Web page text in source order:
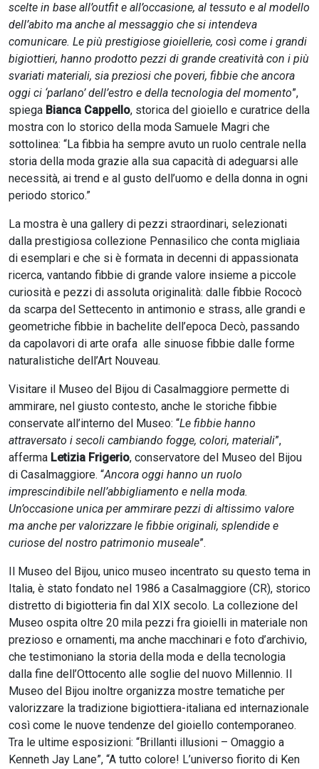
scelte in base all’outfit e all’occasione, al tessuto e al modello
dell’abito ma anche al messaggio che si intendeva
comunicare. Le più prestigiose gioiellerie, così come i grandi
bigiottieri, hanno prodotto pezzi di grande creatività con i più
svariati materiali, sia preziosi che poveri, fibbie che ancora
oggi ci ‘parlano’ dell’estro e della tecnologia del momento”,
spiega Bianca Cappello, storica del gioiello e curatrice della
mostra con lo storico della moda Samuele Magri che
sottolinea: “La fibbia ha sempre avuto un ruolo centrale nella
storia della moda grazie alla sua capacità di adeguarsi alle
necessità, ai trend e al gusto dell’uomo e della donna in ogni
periodo storico.”
La mostra è una gallery di pezzi straordinari, selezionati
dalla prestigiosa collezione Pennasilico che conta migliaia
di esemplari e che si è formata in decenni di appassionata
ricerca, vantando fibbie di grande valore insieme a piccole
curiosità e pezzi di assoluta originalità: dalle fibbie Rococò
da scarpa del Settecento in antimonio e strass, alle grandi e
geometriche fibbie in bachelite dell’epoca Decò, passando
da capolavori di arte orafa alle sinuose fibbie dalle forme
naturalistiche dell’Art Nouveau.
Visitare il Museo del Bijou di Casalmaggiore permette di
ammirare, nel giusto contesto, anche le storiche fibbie
conservate all’interno del Museo: “Le fibbie hanno
attraversato i secoli cambiando fogge, colori, materiali”,
afferma Letizia Frigerio, conservatore del Museo del Bijou
di Casalmaggiore. “Ancora oggi hanno un ruolo
imprescindibile nell’abbigliamento e nella moda.
Un’occasione unica per ammirare pezzi di altissimo valore
ma anche per valorizzare le fibbie originali, splendide e
curiose del nostro patrimonio museale”.
Il Museo del Bijou, unico museo incentrato su questo tema in
Italia, è stato fondato nel 1986 a Casalmaggiore (CR), storico
distretto di bigiotteria fin dal XIX secolo. La collezione del
Museo ospita oltre 20 mila pezzi fra gioielli in materiale non
prezioso e ornamenti, ma anche macchinari e foto d’archivio,
che testimoniano la storia della moda e della tecnologia
dalla fine dell’Ottocento alle soglie del nuovo Millennio. Il
Museo del Bijou inoltre organizza mostre tematiche per
valorizzare la tradizione bigiottiera-italiana ed internazionale
così come le nuove tendenze del gioiello contemporaneo.
Tra le ultime esposizioni: “Brillanti illusioni – Omaggio a
Kenneth Jay Lane”, “A tutto colore! L’universo fiorito di Ken